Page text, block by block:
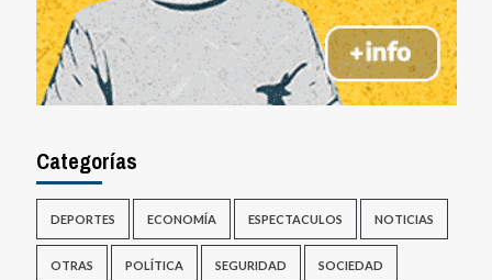
Categorías
DEPORTES ECONOMÍA ESPECTACULOS NOTICIAS
OTRAS POLÍTICA SEGURIDAD SOCIEDAD